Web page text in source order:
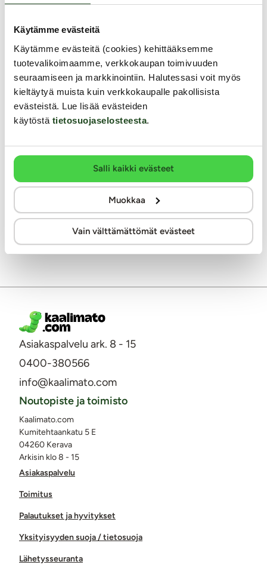
Käytämme evästeitä
Käytämme evästeitä (cookies) kehittääksemme
tuotevalikoimaamme, verkkokaupan toimivuuden
seuraamiseen ja markkinointiin. Halutessasi voit myös
kieltäytyä muista kuin verkkokaupalle pakollisista
evästeistä. Lue lisää evästeiden
käytöstä tietosuojaselosteesta.
Salli kaikki evästeet
Muokkaa
Vain välttämättömät evästeet
milloin vain.
Yhdellä USB-portilla ja 2400 mA -teholla varustettu...
5.99 €
Kiinnostavat tuoteryhmät
Laturit ja
paristot
Asiakaspalvelu ark. 8 - 15
0400-380566
info@kaalimato.com
Asiakaspalvelu
Toimitus
Palautukset ja hyvitykset
Yksityisyyden suoja / tietosuoja
Lähetysseuranta
Noutopiste ja toimisto
Kaalimato.com
Kumitehtaankatu 5 E
04260 Kerava
Arkisin klo 8 - 15